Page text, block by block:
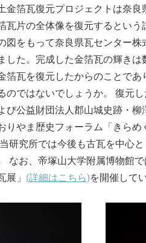
箔瓦復元プロジェクトは奈
片の全体像を復元するとい
図をもって奈良県瓦センター
た。完成した金箔瓦の輝き
瓦を復元したからのことで
ではないでしょうか。 復元
公益財団法人郡山城史跡・
やま歴史フォーラム「きら
研究所では今後も古瓦を中心
なお、帝塚山大学附属博物館
」 (詳細はこちら)を開催して